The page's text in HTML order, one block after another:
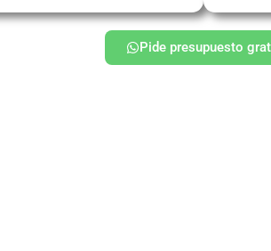
Pide presupuesto